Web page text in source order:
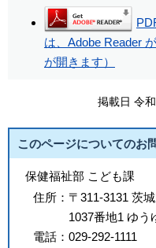
は、Adobe Reader
が開きます）
掲載日 令
このページについてのお
保健福祉部 こども課
住所： 〒311-3131 茨
1037番地1 ゆう
電話： 029-292-1111